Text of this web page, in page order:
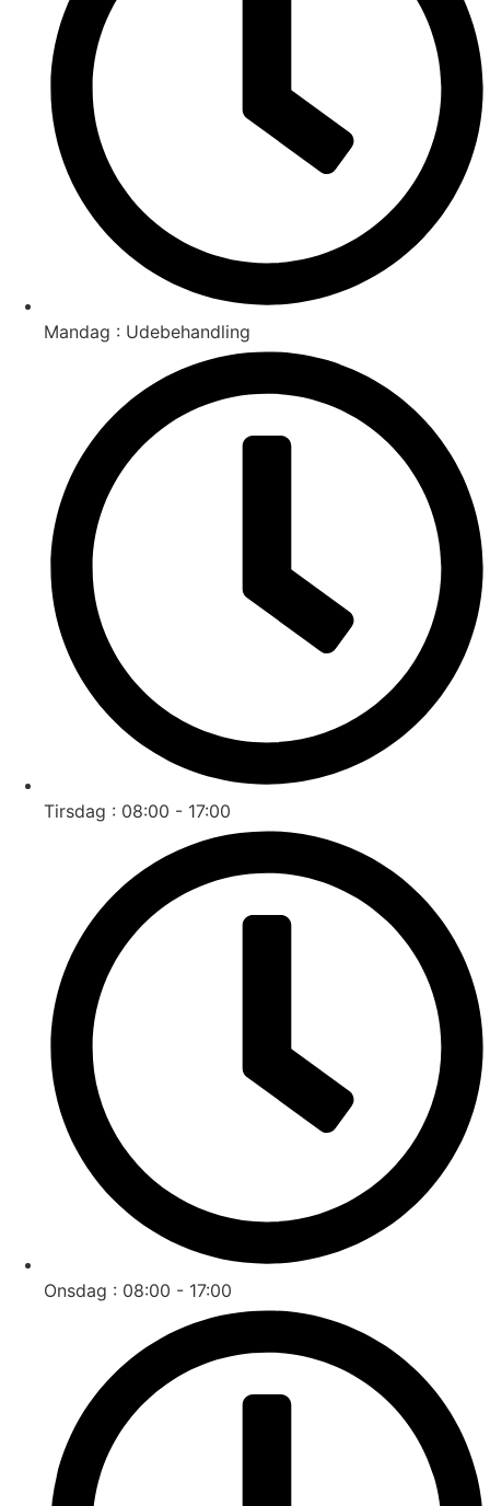
Mandag : Udebehandling
Tirsdag : 08:00 - 17:00
Onsdag : 08:00 - 17:00